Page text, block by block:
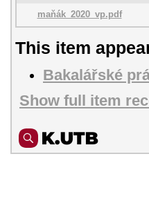
maňák_2020_vp.pdf
This item
Bakalářské
Show full item